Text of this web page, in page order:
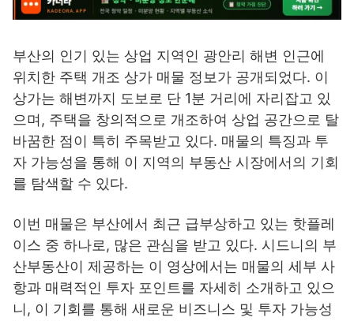
부산의 인기 있는 상업 지역인 광안리 해변 인근에
위치한 주택 개조 상가 매물 정보가 공개되었다. 이
상가는 해변까지 도보로 단 1분 거리에 자리잡고 있
으며, 주택을 창의적으로 개조하여 상업 공간으로 탈
바꿈한 점이 특히 주목받고 있다. 매물의 특징과 투
자 가능성을 통해 이 지역의 부동산 시장에서의 기회
를 탐색할 수 있다.
이번 매물은 부산에서 최근 급부상하고 있는 핫플레
이스 중 하나로, 많은 관심을 받고 있다. 시드니의 부
산부동산이 제공하는 이 영상에서는 매물의 세부 사
항과 매력적인 투자 포인트를 자세히 소개하고 있으
니, 이 기회를 통해 새로운 비즈니스 및 투자 가능성